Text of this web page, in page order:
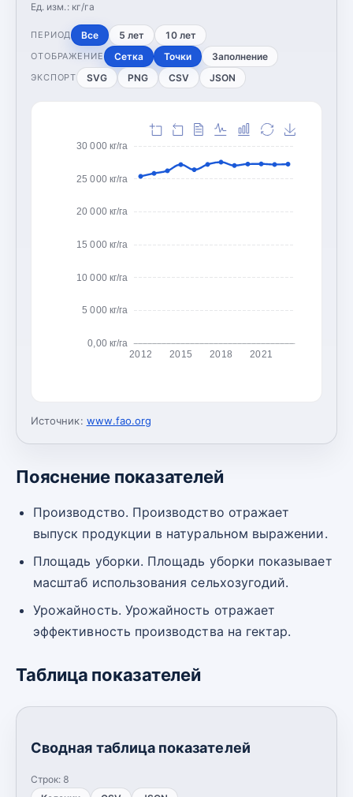
Ед. изм.: кг/га
ПЕРИОД Все 5 лет 10 лет
ОТОБРАЖЕНИЕ Сетка Точки Заполнение
ЭКСПОРТ SVG PNG CSV JSON
0,00 кг/га
5 000 кг/га
10 000 кг/га
15 000 кг/га
20 000 кг/га
25 000 кг/га
30 000 кг/га
2012 2015 2018 2021
Источник: www.fao.org
Пояснение показателей
Производство. Производство отражает
выпуск продукции в натуральном выражении.
Площадь уборки. Площадь уборки показывает
масштаб использования сельхозугодий.
Урожайность. Урожайность отражает
эффективность производства на гектар.
Таблица показателей
Сводная таблица показателей
Строк: 8